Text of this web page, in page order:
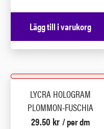
Lägg till i varukorg
LYCRA HOLOGRAM
PLOMMON-FUSCHIA
29.50 kr / per dm